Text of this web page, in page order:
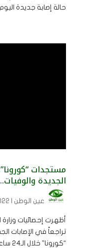
حالة إصابة جديدة
مستجدات
الجديدة
عين الوطن
أظهرت إحصائيات
تراجعاً في الإصابات